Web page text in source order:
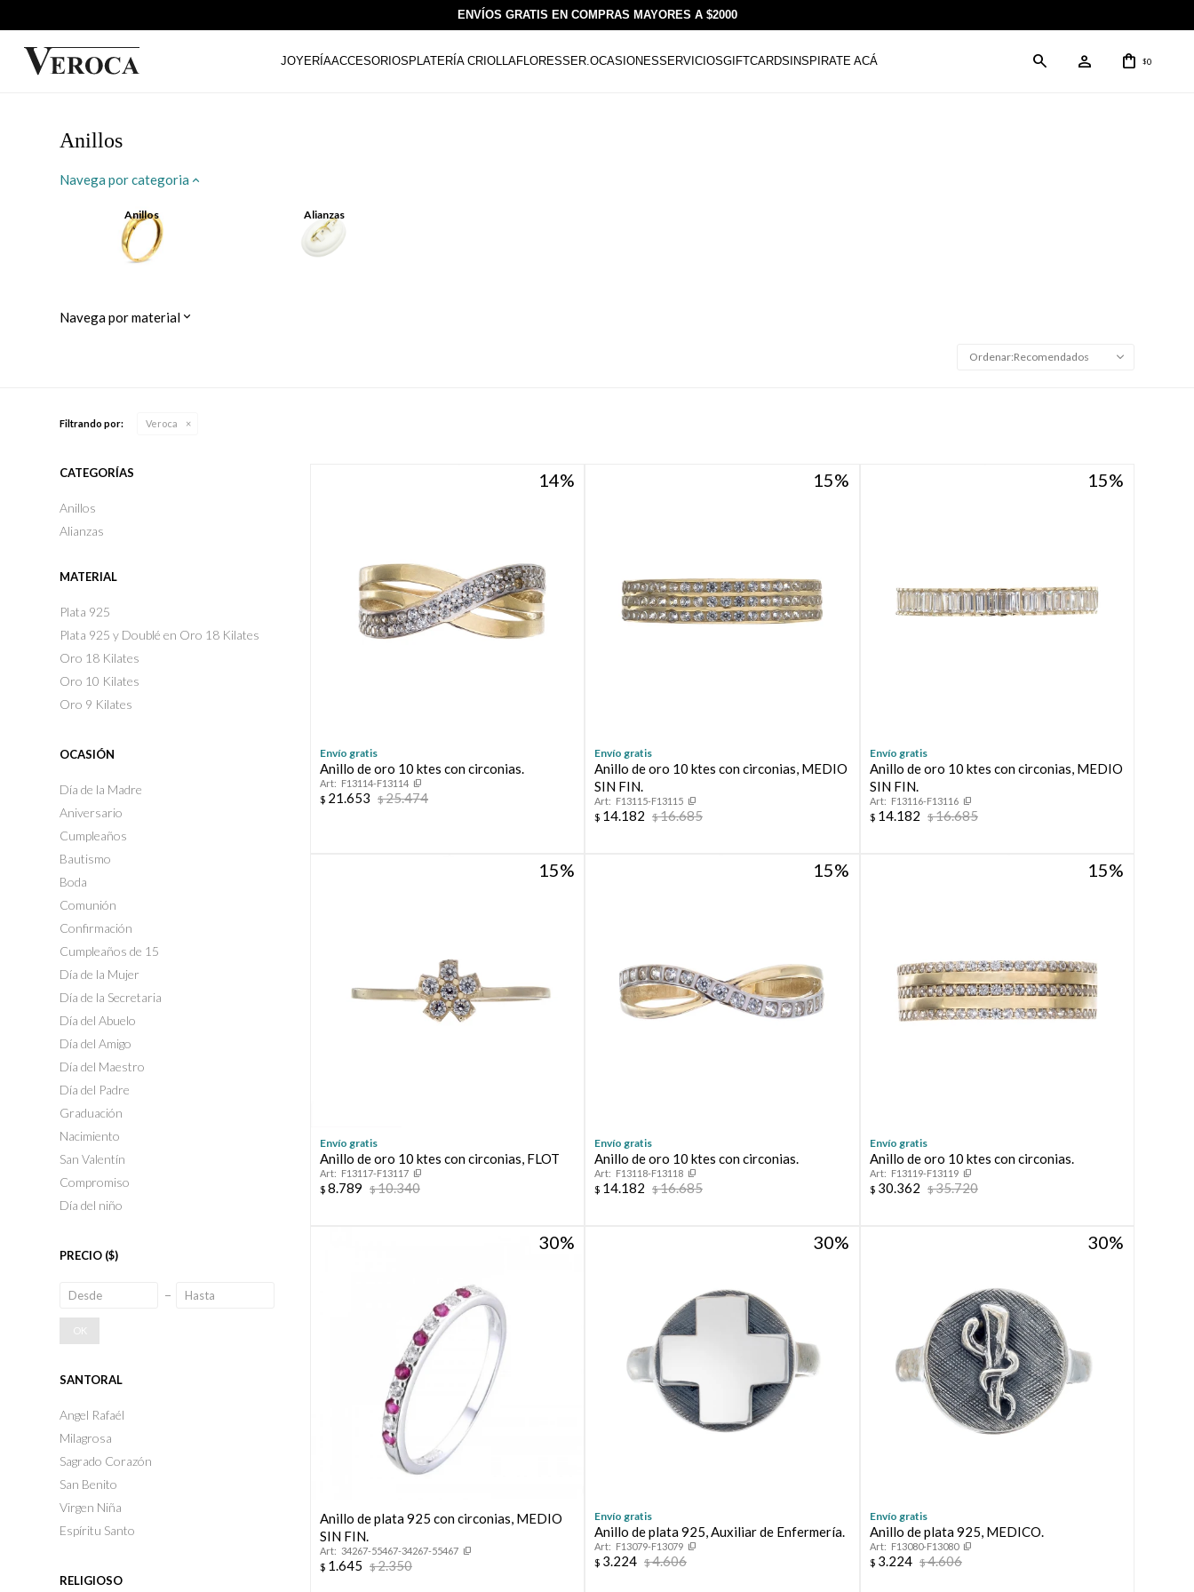
ENVÍOS GRATIS EN COMPRAS MAYORES A $2000
JOYERÍAACCESORIOS PLATERÍA CRIOLLAFLORESSER.OCASIONESSERVICIOSGIFTCARDS INSPIRATE ACÁ $0
Anillos
Navega por categoria
Anillos Alianzas
Navega por material
Recomendados
Filtrando por: Veroca
14
Envío gratis
Anillo de oro 10 ktes con circonias.
F13114-F13114
$ 21.653 $25.474
15
Envío gratis
Anillo de oro 10 ktes con circonias, MEDIO
SIN FIN.
F13115-F13115
$ 14.182 $16.685
15
Envío gratis
Anillo de oro 10 ktes con circonias, MEDIO
SIN FIN.
F13116-F13116
$ 14.182 $16.685
15
Envío gratis
Anillo de oro 10 ktes con circonias, FLOT
F13117-F13117
$ 8.789 $10.340
15
Envío gratis
Anillo de oro 10 ktes con circonias.
F13118-F13118
$ 14.182 $16.685
15
Envío gratis
Anillo de oro 10 ktes con circonias.
F13119-F13119
$ 30.362 $35.720
30
Anillo de plata 925 con circonias, MEDIO
SIN FIN.
34267-55467-34267-55467
$ 1.645 $2.350
30
Envío gratis
Anillo de plata 925, Auxiliar de Enfermería.
F13079-F13079
$ 3.224 $4.606
30
Envío gratis
Anillo de plata 925, MEDICO.
F13080-F13080
$ 3.224 $4.606
CATEGORÍAS
Anillos
Alianzas
MATERIAL
Plata 925
Plata 925 y Doublé en Oro 18 Kilates
Oro 18 Kilates
Oro 10 Kilates
Oro 9 Kilates
OCASIÓN
Día de la Madre
Aniversario
Cumpleaños
Bautismo
Boda
Comunión
Confirmación
Cumpleaños de 15
Día de la Mujer
Día de la Secretaria
Día del Abuelo
Día del Amigo
Día del Maestro
Día del Padre
Graduación
Nacimiento
San Valentín
Compromiso
Día del niño
PRECIO ($)
OK
SANTORAL
Angel Rafaél
Milagrosa
Sagrado Corazón
San Benito
Virgen Niña
Espíritu Santo
RELIGIOSO